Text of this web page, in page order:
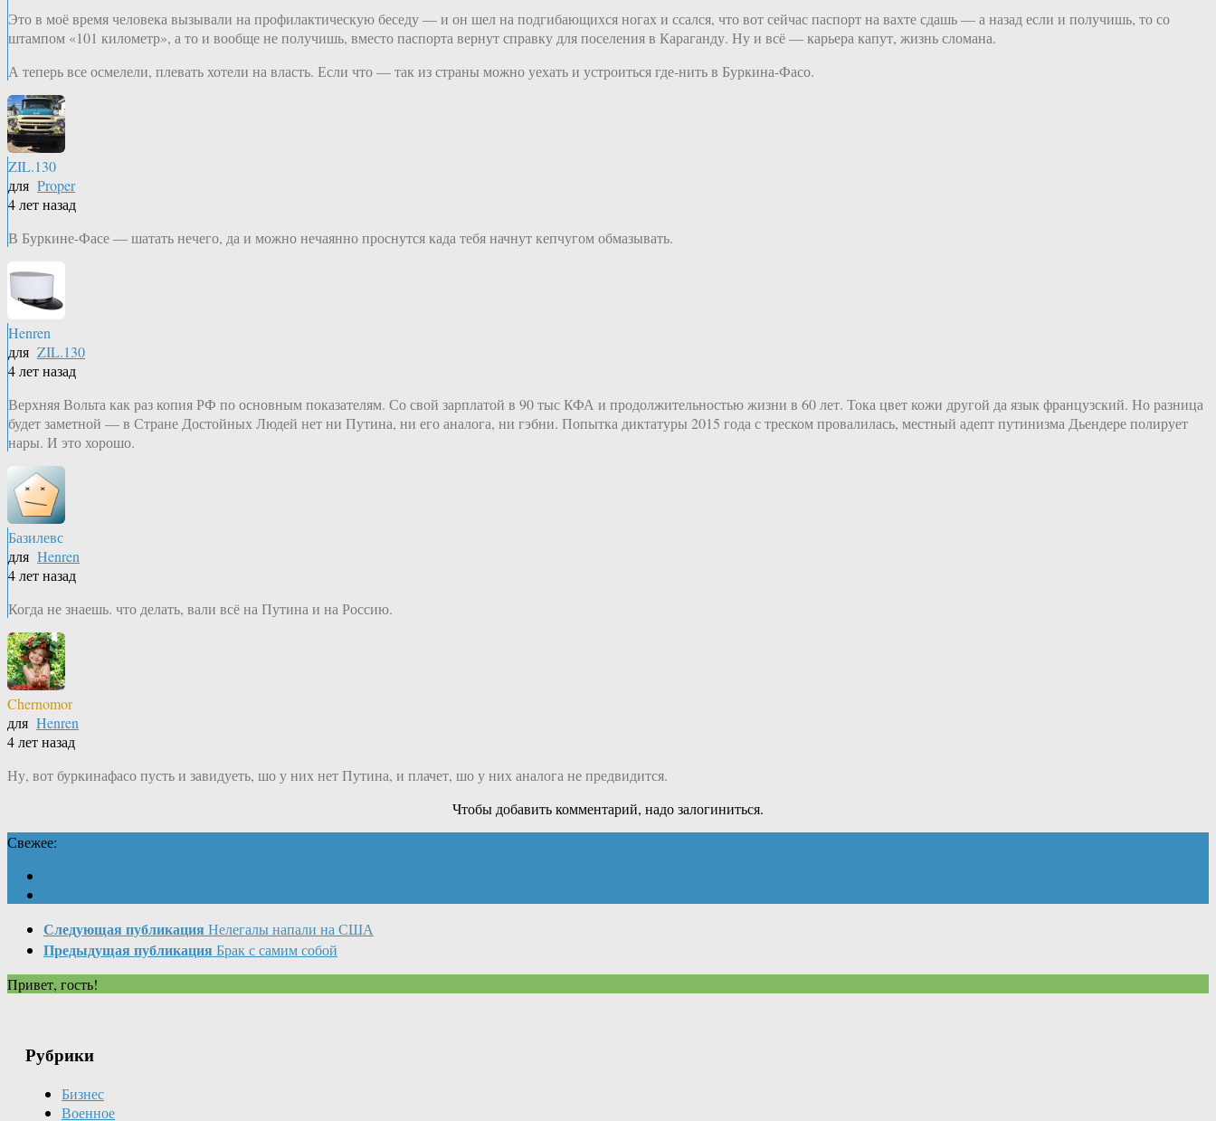
Это в моё время человека вызывали на профилактическую беседу — и он шел на подгибающихся ногах и ссался, что вот сейчас паспорт на вахте сдашь — а назад если и получишь, то со
штампом «101 километр», а то и вообще не получишь, вместо паспорта вернут справку для поселения в Караганду. Ну и всё — карьера капут, жизнь сломана.
А теперь все осмелели, плевать хотели на власть. Если что — так из страны можно уехать и устроиться где-нить в Буркина-Фасо.
ZIL.130
для Proper
4 лет назад
В Буркине-Фасе — шатать нечего, да и можно нечаянно проснутся када тебя начнут кепчугом обмазывать.
Henren
для ZIL.130
4 лет назад
Верхняя Вольта как раз копия РФ по основным показателям. Со свой зарплатой в 90 тыс КФА и продолжительностью жизни в 60 лет. Тока цвет кожи другой да язык французский. Но разница
будет заметной — в Стране Достойных Людей нет ни Путина, ни его аналога, ни гэбни. Попытка диктатуры 2015 года с треском провалилась, местный адепт путинизма Дьендере полирует
нары. И это хорошо.
Базилевс
для Henren
4 лет назад
Когда не знаешь. что делать, вали всё на Путина и на Россию.
Chernomor
для Henren
4 лет назад
Ну, вот буркинафасо пусть и завидуеть, шо у них нет Путина, и плачет, шо у них аналога не предвидится.
Чтобы добавить комментарий, надо залогиниться.
Свежее:
Следующая публикация Нелегалы напали на США
Предыдущая публикация Брак с самим собой
Привет, гость!
Рубрики
Бизнес
Военное